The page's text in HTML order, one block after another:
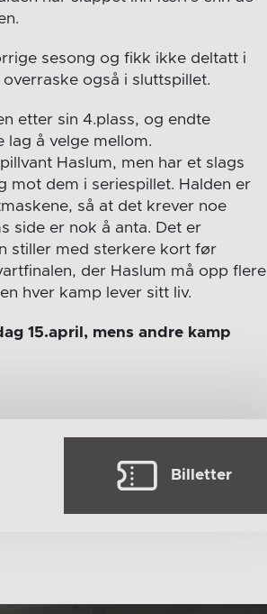
sesong og fikk ikke deltatt i
også i sluttspillet.
etter sin 4.plass, og endte
lag å velge mellom.
Haslum, men har et slags
dem i seriespillet. Halden er
så at det krever noe
side er nok å anta. Det er
stiller med sterkere kort før
der Haslum må opp flere
hver kamp lever sitt liv.
15.april, mens andre kamp
Billetter